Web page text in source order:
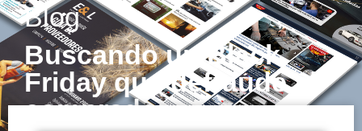
Blog
Buscando un Black
Friday que defraude al
comprador